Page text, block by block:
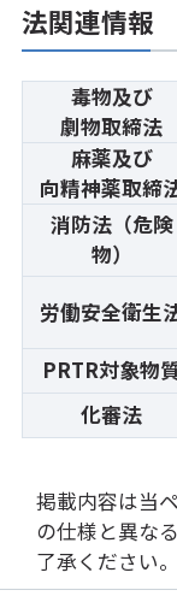
法関連情報
毒物及び
劇物取締法
麻薬及び
向精神薬取締
消防法（危険
物）
労働安全衛生
PRTR対象物
化審法
掲載内容は当
の仕様と異な
了承ください。